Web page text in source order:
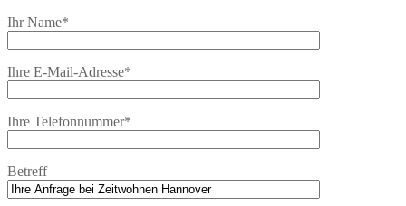
Ihr Name*
Ihre E-Mail-Adresse*
Ihre Telefonnummer*
Betreff